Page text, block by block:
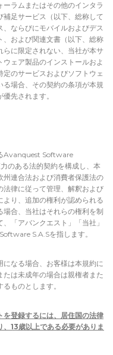
ラムまたはその他のインタラ
足サービス（以下、総称して
、ならびにモバイルおよびデス
、および関連文書（以下、総称
らに限定されない、当社が本サ
ェア製品のインストールおよ
のサービスおよびソフトウェ
場合、その契約の条項が本規
先されます。
Avanquest Software
のある法的契約を構成し、本
連合法および消費者保護法の
律に従って管理、解釈および
り、追加の権利が認められる
合、当社はそれらの権利を制
「アバンクエスト」「当社」
S.A.Sを指します。
なる場合、お客様は本規約に
は未成年の場合は親権者また
ものとします。
登録するには、居住国の法律
13歳以上である必要がありま